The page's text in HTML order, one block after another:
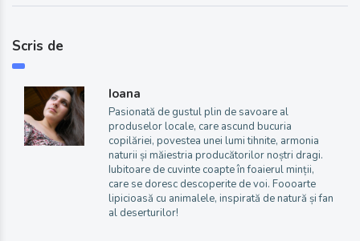
Scris de
Ioana
Pasionată de gustul plin de savoare al
produselor locale, care ascund bucuria
copilăriei, povestea unei lumi tihnite, armonia
naturii și măiestria producătorilor noștri dragi.
Iubitoare de cuvinte coapte în foaierul minții,
care se doresc descoperite de voi. Foooarte
lipicioasă cu animalele, inspirată de natură și fan
al deserturilor!